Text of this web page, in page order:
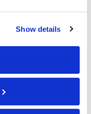
Show details